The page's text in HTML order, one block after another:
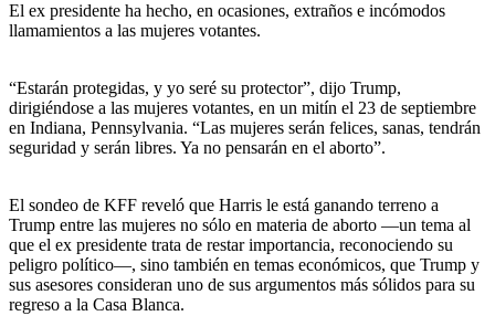
El ex presidente ha hecho, en ocasiones, extraños e incómodos
llamamientos a las mujeres votantes.
“Estarán protegidas, y yo seré su protector”, dijo Trump,
dirigiéndose a las mujeres votantes, en un mitín el 23 de septiembre
en Indiana, Pennsylvania. “Las mujeres serán felices, sanas, tendrán
seguridad y serán libres. Ya no pensarán en el aborto”.
El sondeo de KFF reveló que Harris le está ganando terreno a
Trump entre las mujeres no sólo en materia de aborto —un tema al
que el ex presidente trata de restar importancia, reconociendo su
peligro político—, sino también en temas económicos, que Trump y
sus asesores consideran uno de sus argumentos más sólidos para su
regreso a la Casa Blanca.